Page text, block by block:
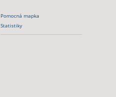
Pomocná mapka
Statistiky